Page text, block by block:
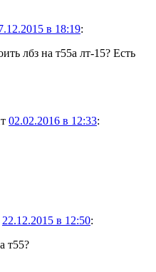
в 18:19:
лбз на т55а лт-15? Есть
02.02.2016 в 12:33:
22.12.2015 в 12:50:
т55?